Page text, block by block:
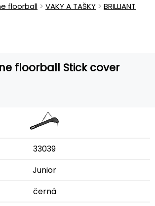
floorball VAKY A TAŠKY
BRILLIANT
floorball Stick cover
33039
Junior
černá